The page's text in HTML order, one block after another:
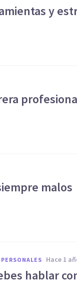
y
malos
hace 1
hablar